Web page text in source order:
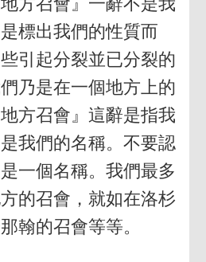
標出我們的性質而
引起分裂並已分裂的
乃是在一個地方上的
方召會』這辭是指我
我們的名稱。不要認
一個名稱。我們最多
的召會，就如在洛杉
翰的召會等等。